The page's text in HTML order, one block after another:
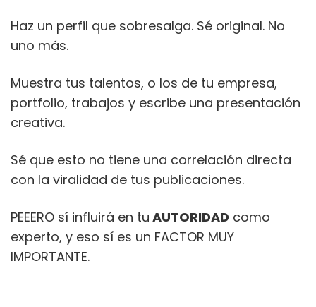
Haz un perfil que sobresalga. Sé original. No
uno más.
Muestra tus talentos, o los de tu empresa,
portfolio, trabajos y escribe una presentación
creativa.
Sé que esto no tiene una correlación directa
con la viralidad de tus publicaciones.
PEEERO sí influirá en tu AUTORIDAD como
experto, y eso sí es un FACTOR MUY
IMPORTANTE.